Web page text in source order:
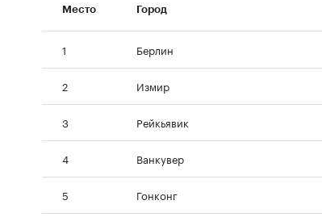
Место Город
1 Берлин
2 Измир
3 Рейкьявик
4 Ванкувер
5 Гонконг